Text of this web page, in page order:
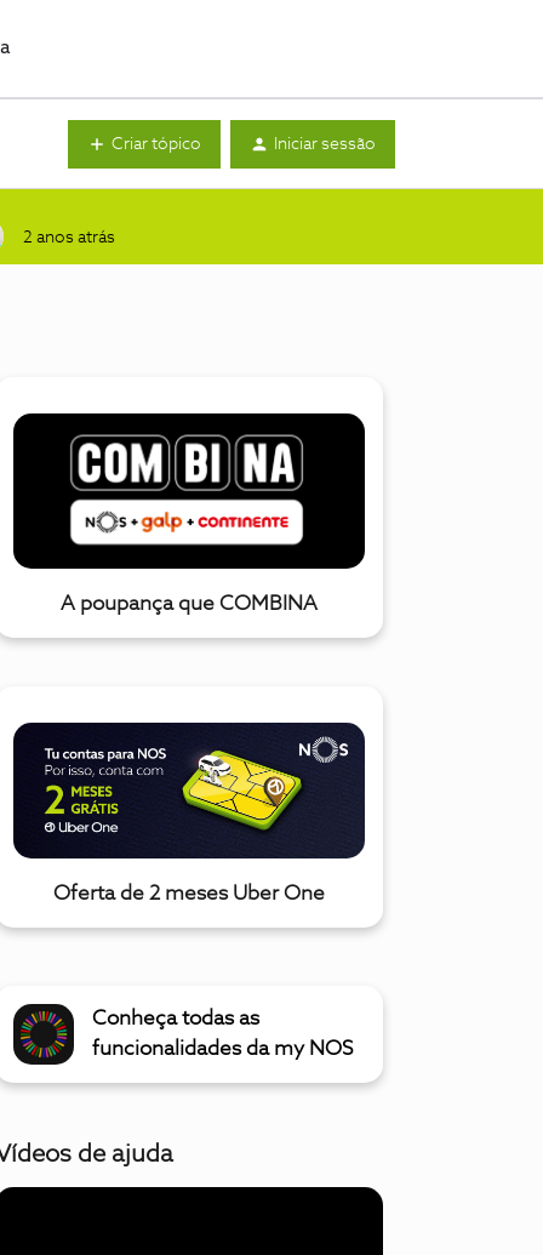
Criar tópico Iniciar sessão
2 anos atrás
A poupança que COMBINA
Oferta de 2 meses Uber One
Conheça todas as
funcionalidades da my NOS
de ajuda